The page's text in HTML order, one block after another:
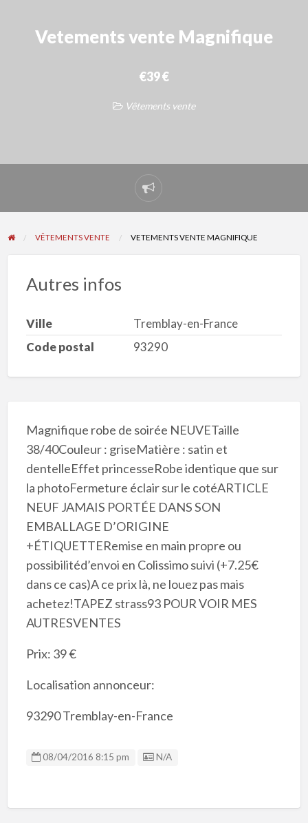
Vetements vente Magnifique
€39 €
Vêtements vente
Signaler
un
problème
VÊTEMENTS VENTE VETEMENTS VENTE MAGNIFIQUE
Autres infos
Ville
Tremblay-en-France
Code postal
93290
Magnifique robe de soirée NEUVETaille
38/40Couleur : griseMatière : satin et
dentelleEffet princesseRobe identique que sur
la photoFermeture éclair sur le cotéARTICLE
NEUF JAMAIS PORTÉE DANS SON
EMBALLAGE D’ORIGINE
+ÉTIQUETTERemise en main propre ou
possibilitéd’envoi en Colissimo suivi (+7.25€
dans ce cas)A ce prix là, ne louez pas mais
achetez!TAPEZ strass93 POUR VOIR MES
AUTRESVENTES
Prix: 39 €
Localisation annonceur:
93290 Tremblay-en-France
08/04/2016 8:15 pm Listing ID
N/A